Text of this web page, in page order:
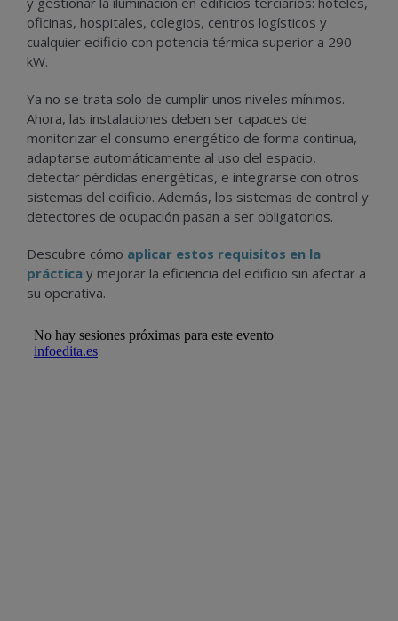
oficinas, hospitales, colegios, centros logísticos y
cualquier edificio con potencia térmica superior a 290
kW.
Ya no se trata solo de cumplir unos niveles mínimos.
Ahora, las instalaciones deben ser capaces de
monitorizar el consumo energético de forma continua,
adaptarse automáticamente al uso del espacio,
detectar pérdidas energéticas, e integrarse con otros
sistemas del edificio. Además, los sistemas de control y
detectores de ocupación pasan a ser obligatorios.
Descubre cómo aplicar estos requisitos en la
práctica y mejorar la eficiencia del edificio sin afectar a
su operativa.